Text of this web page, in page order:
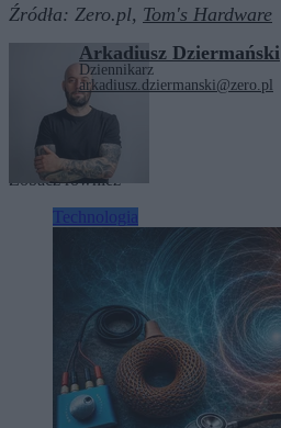
Źródła: Zero.pl, Tom's Hardware
Arkadiusz Dziermański
Dziennikarz
arkadiusz.dziermanski@zero.pl
Tagi:technologia
Zobacz również
Technologia